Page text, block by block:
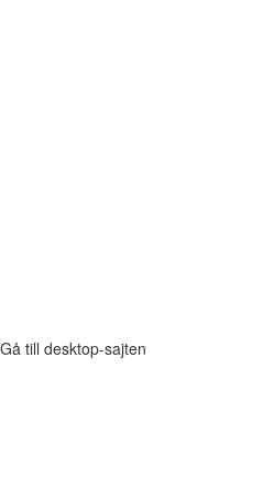
Gå till desktop-sajten